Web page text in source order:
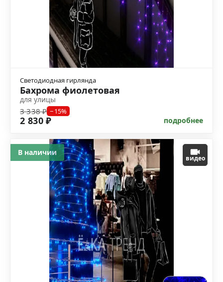
Светодиодная гирлянда
Бахрома фиолетовая
для улицы
3 338 ₽ −15%
2 830 ₽ подробнее
видео
В наличии